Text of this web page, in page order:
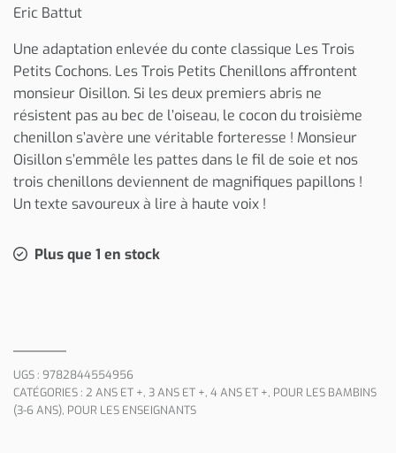
Eric Battut
Une adaptation enlevée du conte classique Les Trois
Petits Cochons. Les Trois Petits Chenillons affrontent
monsieur Oisillon. Si les deux premiers abris ne
résistent pas au bec de l’oiseau, le cocon du troisième
chenillon s’avère une véritable forteresse ! Monsieur
Oisillon s’emmêle les pattes dans le fil de soie et nos
trois chenillons deviennent de magnifiques papillons !
Un texte savoureux à lire à haute voix !
Plus que 1 en stock
UGS : 9782844554956
CATÉGORIES : 2 ANS ET +, 3 ANS ET +, 4 ANS ET +, POUR LES BAMBINS
(3-6 ANS), POUR LES ENSEIGNANTS